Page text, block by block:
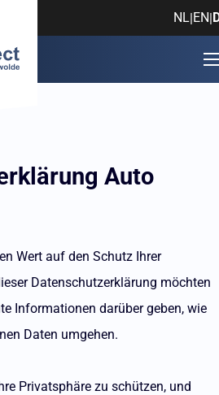
NL|EN|
Auto
Wert auf den Schutz Ihrer
Datenschutzerklärung möchten
Informationen darüber geben, wie
Daten umgehen.
Privatsphäre zu schützen, und